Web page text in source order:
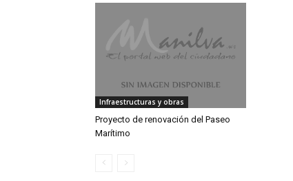
Infraestructuras y obras
Proyecto de renovación del Paseo
Marítimo